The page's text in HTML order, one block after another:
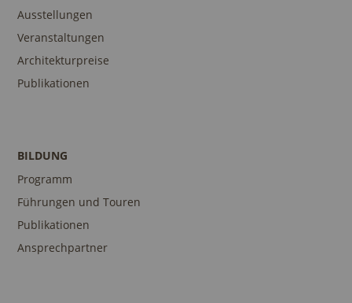
Ausstellungen
Veranstaltungen
Architekturpreise
Publikationen
BILDUNG
Programm
Führungen und Touren
Publikationen
Ansprechpartner